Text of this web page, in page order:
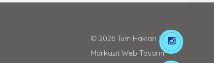
© 2026 Tüm Hakları Saklıdır.
Markazit Web Tasarım